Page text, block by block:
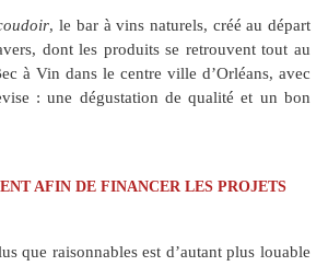
, le bar à vins naturels, créé au départ
dont les produits se retrouvent tout au
à Vin dans le centre ville d’Orléans, avec
: une dégustation de qualité et un bon
AFIN DE FINANCER LES PROJETS
que raisonnables est d’autant plus louable